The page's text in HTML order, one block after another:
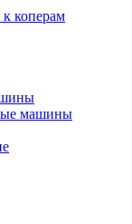
коперам
машины